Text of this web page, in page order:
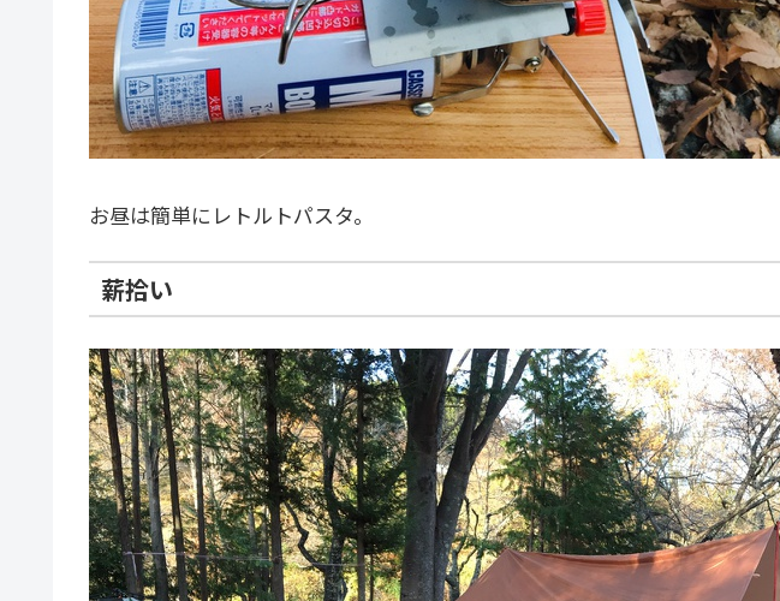
お昼は簡単にレトルトパスタ。
薪拾い